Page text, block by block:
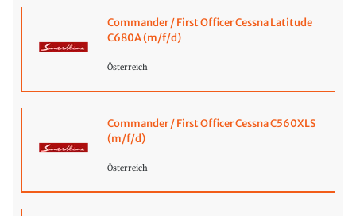
Commander / First Officer Cessna Latitude
C680A (m/f/d)
Österreich
Commander / First Officer Cessna C560XLS
(m/f/d)
Österreich